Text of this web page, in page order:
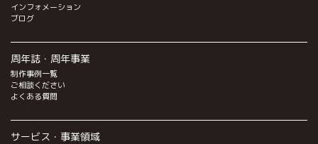
インフォメーション
ブログ
周年誌・周年事業
制作事例一覧
ご相談ください
よくある質問
サービス・事業領域